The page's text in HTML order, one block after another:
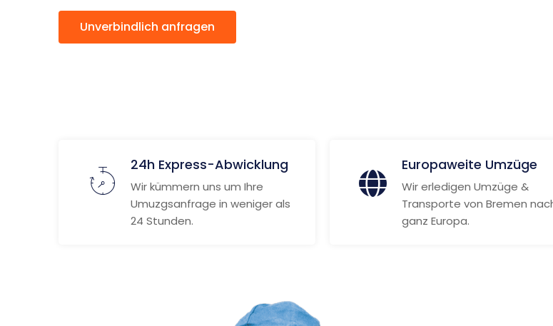
Unverbindlich anfragen
24h Express-Abwicklung
Wir kümmern uns um Ihre
Umuzgsanfrage in weniger als
24 Stunden.
Europaweite Umzüge
Wir erledigen Umzüge &
Transporte von Bremen
ganz Europa.